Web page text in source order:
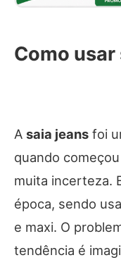
Como usar
A saia jeans foi
quando
muita incerteza.
época, sendo
e maxi. O
tendência é